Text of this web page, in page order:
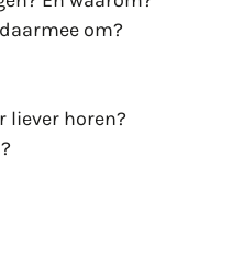
om?
liever horen?